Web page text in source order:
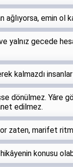
ağlıyorsa, emin ol
yalnız gecede
kalmazdı
dönülmez. Yâre
edilmez.
zaten, marifet
konusu